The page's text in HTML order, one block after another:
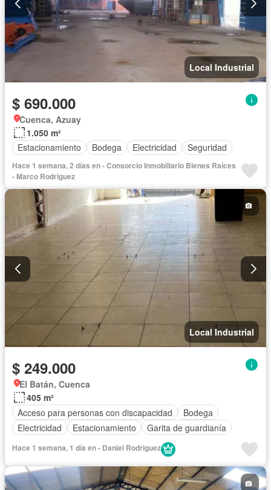
Local Industrial
$ 690.000
Cuenca, Azuay
1.050 m²
Estacionamiento
Bodega Electricidad Seguridad
Hace 1 semana, 2 días en - Consorcio Inmobiliario Bienes Raíces
- Marco Rodriguez
Local Industrial
$ 249.000
El Batán, Cuenca
405 m²
Acceso para personas con discapacidad
Bodega
Electricidad
Estacionamiento Garita de guardianía
Hace 1 semana, 1 día en - Daniel Rodriguez